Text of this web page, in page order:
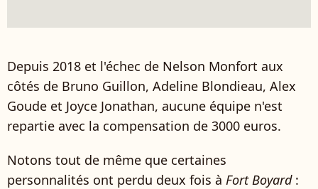
Depuis 2018 et l'échec de Nelson Monfort aux
côtés de Bruno Guillon, Adeline Blondieau, Alex
Goude et Joyce Jonathan, aucune équipe n'est
repartie avec la compensation de 3000 euros.
Notons tout de même que certaines
personnalités ont perdu deux fois à Fort Boyard: